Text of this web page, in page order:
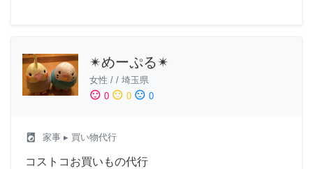
✴︎めーぷる✴︎
女性 / / 埼玉県
sentiment_satisfied 0 sentiment_neutral 0 sentiment_dissatisfied 0
local_laundry_service 家事 ▸ 買い物代行
コストコお買いもの代行